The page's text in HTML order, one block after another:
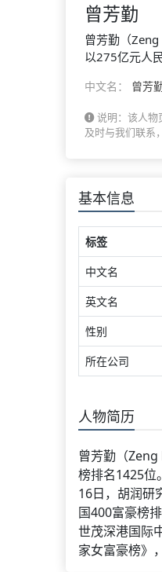
曾芳勤
曾芳勤（
以275亿元人
中文名： 曾芳
说明：该人
及时与我们联系
基本信息
标签
中文名
英文名
性别
所在公司
人物简历
曾芳勤（
榜排名1425位
16日，胡润研
国400富豪榜
世茂深港国际
家女富豪榜》